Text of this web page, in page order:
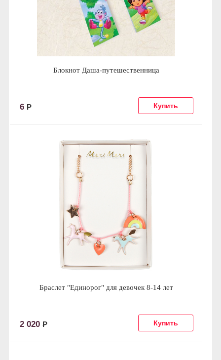
Блокнот Даша-путешественница
6 Р
Браслет "Единорог" для девочек 8-14 лет
2 020 Р